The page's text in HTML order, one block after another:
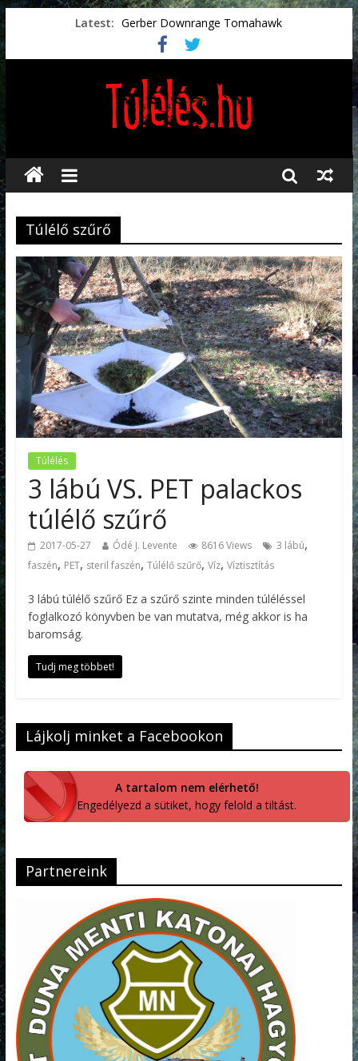
Latest: Gerber Downrange Tomahawk
Vészhelyzeti élelmiszerek
Svéd vészhelyzeti tájékoztató.
Vészhelyzetkezelés
Préselt törlőkendők
Túlélő szűrő
Túlélés
3 lábú VS. PET palackos
túlélő szűrő
2017-05-27 Ódé J. Levente 8616 Views 3 lábú,
faszén, PET, steril faszén, Túlélő szűrő, Víz, Víztisztítás
3 lábú túlélő szűrő Ez a szűrő szinte minden túléléssel
foglalkozó könyvben be van mutatva, még akkor is ha
baromság.
Tudj meg többet!
Lájkolj minket a Facebookon
A tartalom nem elérhető!
Engedélyezd a sütiket, hogy felold a tiltást.
Partnereink